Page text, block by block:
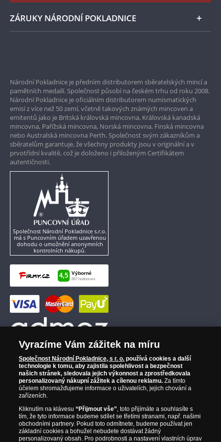
Instagram Národní Pokladnice
ZÁRUKY NÁRODNÍ POKLADNICE
Garance nejvyšší kvality
Pouze originální produkty
Národní Pokladnice je předním distributorem sběratelských mincí a
pamětních medailí. Společnost působí na českém trhu od roku 2008.
Národní Pokladnice je oficiálním distributorem numismatických
emisí z více než 50 zemí, včetně takových známých mincoven a
emitentů jako je Britská královská mincovna, Královská kanadská
mincovna, Pařížská mincovna, Norská mincovna, Finská mincovna
nebo Australská mincovna Perth. Společnost svým zákazníkům a
sběratelům garantuje, že všechny produkty jsou v originální a v
prvotřídní kvalitě, což je doloženo i přiloženým Certifikátem
autentičnosti.
Společnost Národní Pokladnice s.r.o.
má s Puncovním úřadem uzavřenou
dohodu o umožnění anonymních
kontrolních nákupů.
Vyrazíme Vám zážitek na míru
Společnost Národní Pokladnice, s r. o. používá cookies a další
technologie k tomu, aby zajistila spolehlivost a bezpečnost
našich stránek, sledovala jejich výkonnost a zprostředkovala
personalizovaný nákupní zážitek a cílenou reklamu. Za tímto
účelem shromažďujeme informace o uživatelích, jejich chování a
zařízeních.
Kliknutím na klávesu“Přijmout vše”, toto přijímáte a souhlasíte s
tím, že tyto informace budeme sdílet se třetími stranami, např. našimi
obchodními partnery. Pokud toto odmítnete, budeme používat jen
základní cookies a bohužel nebudete dostávat žádný
personalizovaný obsah. Pro podrobnosti a nastavení vlastních úprav